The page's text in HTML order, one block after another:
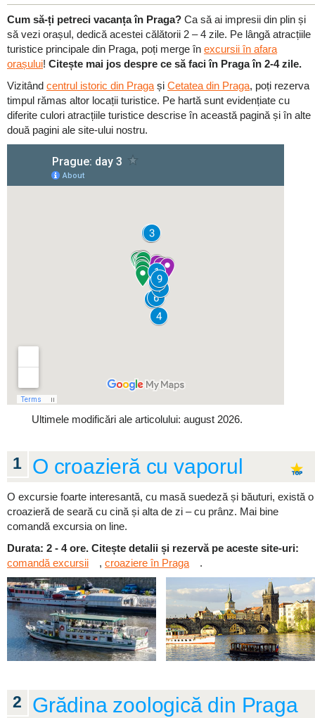
Cum să-ți petreci vacanța în Praga? Ca să ai impresii din plin și
să vezi orașul, dedică acestei călătorii 2 – 4 zile. Pe lângă atracțiile
turistice principale din Praga, poți merge în excursii în afara
orașului! Citește mai jos despre ce să faci în Praga în 2-4 zile.
Vizitând centrul istoric din Praga și Cetatea din Praga, poți rezerva
timpul rămas altor locații turistice. Pe hartă sunt evidențiate cu
diferite culori atracțiile turistice descrise în această pagină și în alte
două pagini ale site-ului nostru.
Ultimele modificări ale articolului: august 2026.
1 O croazieră cu vaporul
O excursie foarte interesantă, cu masă suedeză și băuturi, există o
croazieră de seară cu cină și alta de zi – cu prânz. Mai bine
comandă excursia on line.
Durata: 2 - 4 ore. Citește detalii și rezervă pe aceste site-uri:
comandă excursii
, croaziere în Praga .
2 Grădina zoologică din Praga